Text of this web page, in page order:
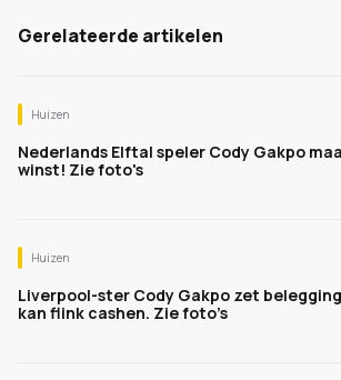
Gerelateerde artikelen
Huizen
Nederlands Elftal speler Cody Gakpo
winst! Zie foto's
Huizen
Liverpool-ster Cody Gakpo zet
kan flink cashen. Zie foto’s